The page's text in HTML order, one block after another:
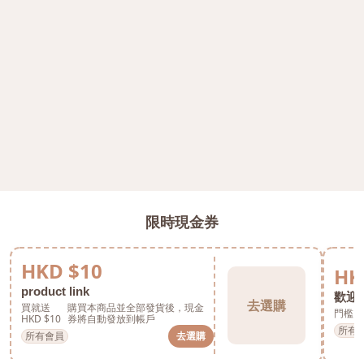
限時現金券
HKD $10
product link
買就送
HKD $10
購買本商品並全部發貨後，現金
券將自動發放到帳戶
所有會員
去選購
去選購
歡迎
門檻
所有